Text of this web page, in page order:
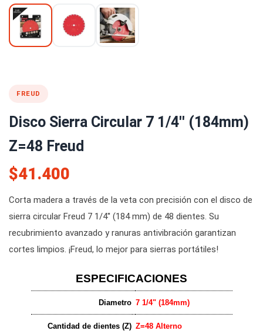
FREUD
Disco Sierra Circular 7 1/4'' (184mm)
Z=48 Freud
$41.400
Corta madera a través de la veta con precisión con el disco de
sierra circular Freud 7 1/4'' (184 mm) de 48 dientes. Su
recubrimiento avanzado y ranuras antivibración garantizan
cortes limpios. ¡Freud, lo mejor para sierras portátiles!
ESPECIFICACIONES
Diametro 7 1/4" (184mm)
Cantidad de dientes (Z) Z=48 Alterno